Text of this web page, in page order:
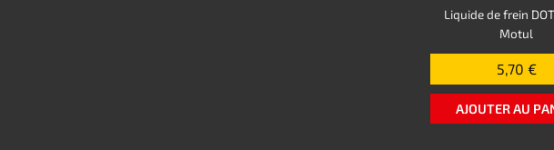
Liquide de frein
Motul
5,70 €
AJOUTER AU